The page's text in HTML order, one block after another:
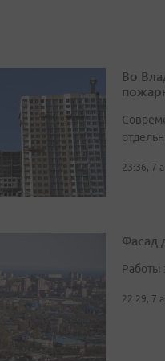
Во
23:36, 7
Фасад
Работы
22:29, 7